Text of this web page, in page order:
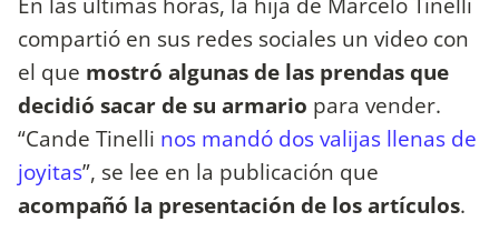
compartió en sus redes sociales un video con
el que mostró algunas de las prendas que
decidió sacar de su armario para vender.
“Cande Tinelli nos mandó dos valijas llenas de
joyitas”, se lee en la publicación que
acompañó la presentación de los artículos.